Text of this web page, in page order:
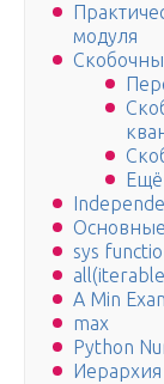
модуля
sys
A Min
max
Python